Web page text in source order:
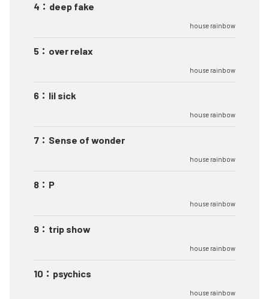
4 ： deep fake
house rainbow
5 ： over relax
house rainbow
6 ： lil sick
house rainbow
7 ： Sense of wonder
house rainbow
8 ： P
house rainbow
9 ： trip show
house rainbow
10 ： psychics
house rainbow